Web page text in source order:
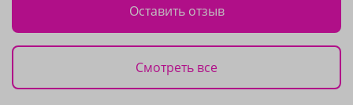
Оставить отзыв
Смотреть все